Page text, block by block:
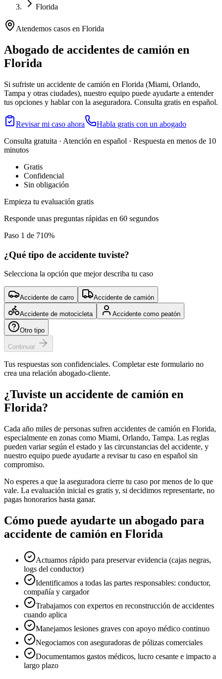
Florida
Atendemos casos en Florida
Abogado de accidentes de camión en
Florida
Si sufriste un accidente de camión en Florida (Miami, Orlando,
Tampa y otras ciudades), nuestro equipo puede ayudarte a entender
tus opciones y hablar con la aseguradora. Consulta gratis en español.
Revisar mi caso ahora
Habla gratis con un abogado
Consulta gratuita · Atención en español · Respuesta en menos de 10
minutos
Gratis
Confidencial
Sin obligación
Empieza tu evaluación gratis
Responde unas preguntas rápidas en 60 segundos
Paso 1 de 710%
¿Qué tipo de accidente tuviste?
Selecciona la opción que mejor describa tu caso
Accidente de carro Accidente de camión
Accidente de motocicleta Accidente como peatón
Otro tipo
Continuar
Tus respuestas son confidenciales. Completar este formulario no
crea una relación abogado-cliente.
¿Tuviste un accidente de camión en
Florida?
Cada año miles de personas sufren accidentes de camión en Florida,
especialmente en zonas como Miami, Orlando, Tampa. Las reglas
pueden variar según el estado y las circunstancias del accidente, y
nuestro equipo puede ayudarte a revisar tu caso en español sin
compromiso.
No esperes a que la aseguradora cierre tu caso por menos de lo que
vale. La evaluación inicial es gratis y, si decidimos representarte, no
pagas honorarios hasta ganar.
Cómo puede ayudarte un abogado para
accidente de camión en Florida
Actuamos rápido para preservar evidencia (cajas negras,
logs del conductor)
Identificamos a todas las partes responsables: conductor,
compañía y cargador
Trabajamos con expertos en reconstrucción de accidentes
cuando aplica
Manejamos lesiones graves con apoyo médico continuo
Negociamos con aseguradoras de pólizas comerciales
Documentamos gastos médicos, lucro cesante e impacto a
largo plazo